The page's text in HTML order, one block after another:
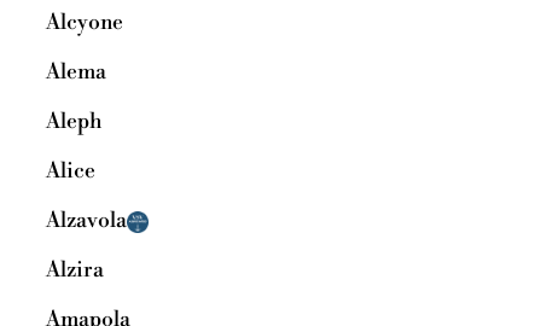
Alcyone
Alema
Aleph
Alice
Alzavola
Alzira
Amapola